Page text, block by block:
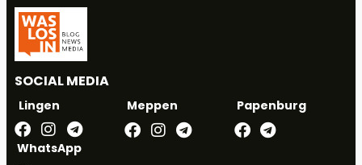
SOCIAL MEDIA
Lingen Meppen Papenburg
WhatsApp